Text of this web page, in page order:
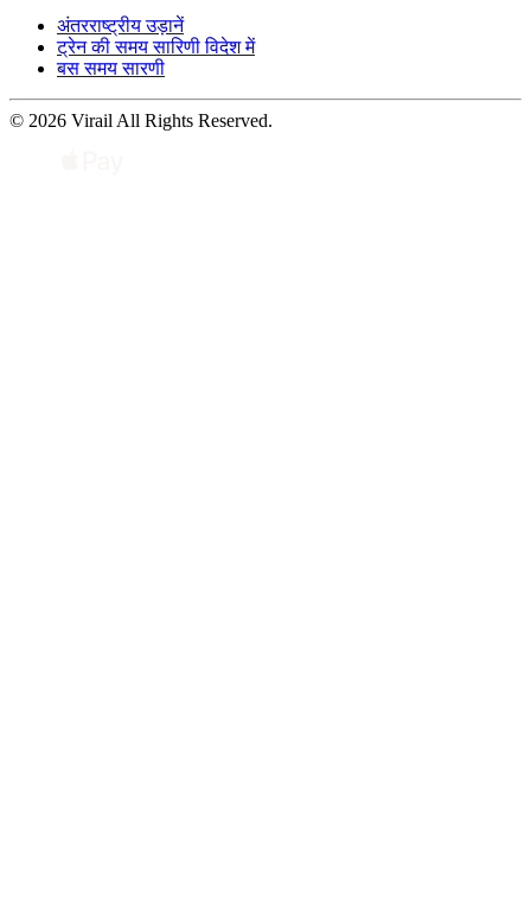
अंतरराष्ट्रीय उड़ानें
ट्रेन की समय सारिणी विदेश में
बस समय सारणी
© 2026 Virail All Rights Reserved.